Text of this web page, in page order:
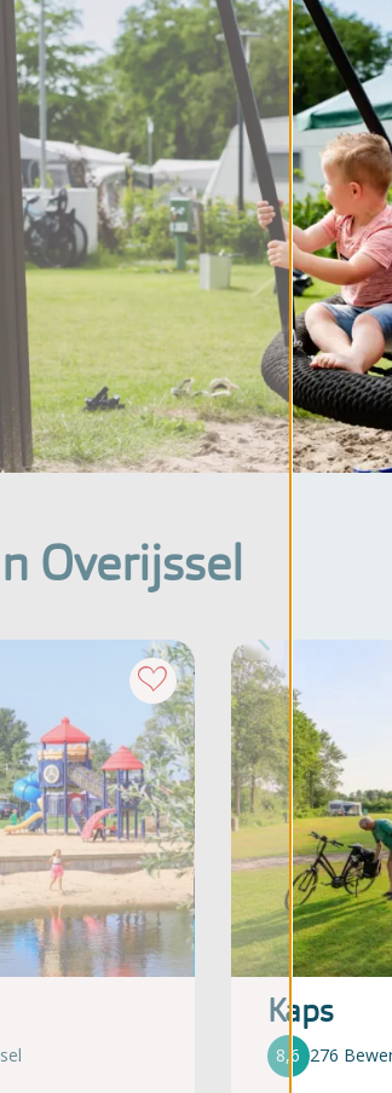
Scheldeoord
Westhove
De Zeeuwse Kust
Zonneweelde
Zwinhoeve
Campingplätze im Wald
Campingplätze am Wasser
Campingplätze mit Schwimmbad
Campingplätze mit Animation
Alle Themen
Overijssel
Kaps
8,6 276